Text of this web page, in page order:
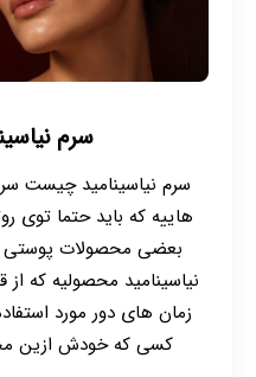
سرم
سرم نیاسینامید چیست
هاییه که باید حتما توی
بعضی محصولات پوستی
نیاسینامید محصولیه که
زمان های دور مورد
کسی که خودش ازین